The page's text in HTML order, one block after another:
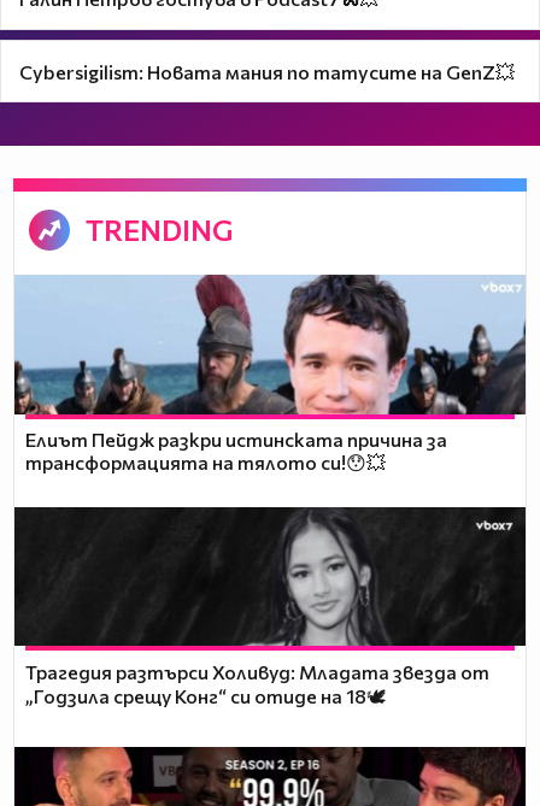
Cybersigilism: Новата мания по татусите на GenZ💥
TRENDING
Елиът Пейдж разкри истинската причина за
трансформацията на тялото си!😯💥
Трагедия разтърси Холивуд: Младата звезда от
„Годзила срещу Конг“ си отиде на 18🕊️